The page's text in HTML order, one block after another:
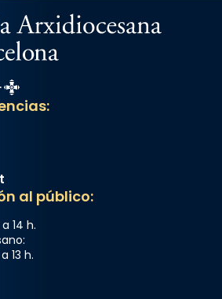
Estel
Catalunya Cristiana
al público:
14 h.
13 h.